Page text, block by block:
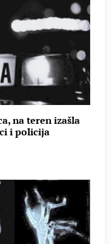
na teren izašla
i policija